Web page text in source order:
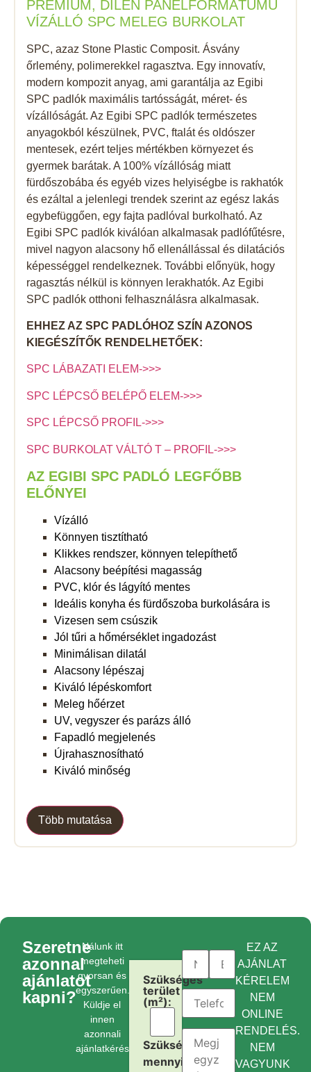
PRÉMIUM, DILEN PANELFORMÁTUMÚ
VÍZÁLLÓ SPC MELEG BURKOLAT
SPC, azaz Stone Plastic Composit. Ásvány
őrlemény, polimerekkel ragasztva. Egy innovatív,
modern kompozit anyag, ami garantálja az Egibi
SPC padlók maximális tartósságát, méret- és
vízállóságát. Az Egibi SPC padlók természetes
anyagokból készülnek, PVC, ftalát és oldószer
mentesek, ezért teljes mértékben környezet és
gyermek barátak. A 100% vízállóság miatt
fürdőszobába és egyéb vizes helyiségbe is rakhatók
és ezáltal a jelenlegi trendek szerint az egész lakás
egybefüggően, egy fajta padlóval burkolható. Az
Egibi SPC padlók kiválóan alkalmasak padlófűtésre,
mivel nagyon alacsony hő ellenállással és dilatációs
képességgel rendelkeznek. További előnyük, hogy
ragasztás nélkül is könnyen lerakhatók. Az Egibi
SPC padlók otthoni felhasználásra alkalmasak.
EHHEZ AZ SPC PADLÓHOZ SZÍN AZONOS
KIEGÉSZÍTŐK RENDELHETŐEK:
SPC LÁBAZATI ELEM->>>
SPC LÉPCSŐ BELÉPŐ ELEM->>>
SPC LÉPCSŐ PROFIL->>>
SPC BURKOLAT VÁLTÓ T – PROFIL->>>
AZ EGIBI SPC PADLÓ LEGFŐBB
ELŐNYEI
Vízálló
Könnyen tisztítható
Klikkes rendszer, könnyen telepíthető
Alacsony beépítési magasság
PVC, klór és lágyító mentes
Ideális konyha és fürdőszoba burkolására is
Vizesen sem csúszik
Jól tűri a hőmérséklet ingadozást
Minimálisan dilatál
Alacsony lépészaj
Kiváló lépéskomfort
Meleg hőérzet
UV, vegyszer és parázs álló
Fapadló megjelenés
Újrahasznosítható
Kiváló minőség
Több mutatása
Szeretne
azonnal
ajánlatot
kapni?
Nálunk itt
megteheti
gyorsan és
egyszerűen.
Küldje el
innen
azonnali
ajánlatkérését.
Szükséges
terület
(m²):
Szükséges
mennyiség:
EZ AZ
AJÁNLAT
KÉRELEM
NEM
ONLINE
RENDELÉS.
NEM
VAGYUNK